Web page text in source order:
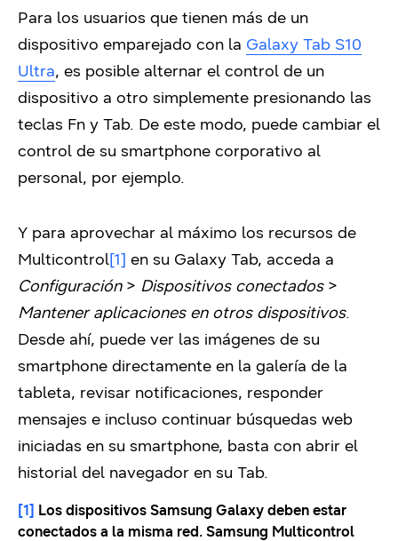
Para los usuarios que tienen más de un
dispositivo emparejado con la Galaxy Tab S10
Ultra, es posible alternar el control de un
dispositivo a otro simplemente presionando las
teclas Fn y Tab. De este modo, puede cambiar el
control de su smartphone corporativo al
personal, por ejemplo.
Y para aprovechar al máximo los recursos de
Multicontrol[1] en su Galaxy Tab, acceda a
Configuración> Dispositivos conectados>
Mantener aplicaciones en otros dispositivos.
Desde ahí, puede ver las imágenes de su
smartphone directamente en la galería de la
tableta, revisar notificaciones, responder
mensajes e incluso continuar búsquedas web
iniciadas en su smartphone, basta con abrir el
historial del navegador en su Tab.
[1] Los dispositivos Samsung Galaxy deben estar
conectados a la misma red. Samsung Multicontrol